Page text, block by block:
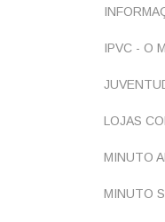
IPVC - O
LOJAS
MINUTO
MINUTO